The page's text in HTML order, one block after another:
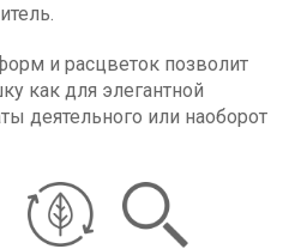
и расцветок позволит
как для элегантной
деятельного или наоборот